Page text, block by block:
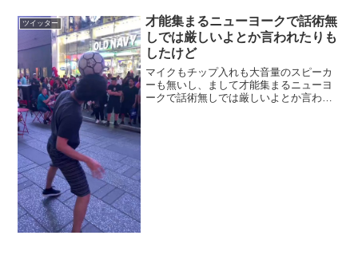
ツイッター
才能集まるニューヨークで話術無
しでは厳しいよとか言われたりも
したけど
マイクもチップ入れも大音量のスピーカ
ーも無いし、まして才能集まるニューヨ
ークで話術無しでは厳しいよとか言われ